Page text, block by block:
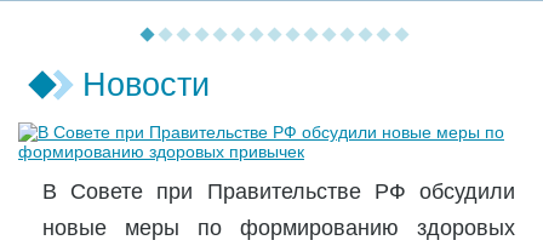
Новости
В Совете при Правительстве РФ обсудили
новые меры по формированию здоровых